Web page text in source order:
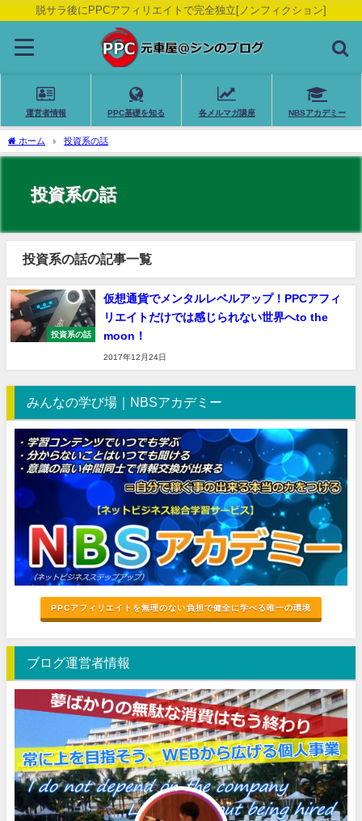
脱サラ後にPPCアフィリエイトで完全独立[ノンフィクション]
運営者情報 PPC基礎を知る 各メルマガ講座 NBSアカデミー
ホーム 投資系の話
投資系の話
投資系の話の記事一覧
投資系の話
仮想通貨でメンタルレベルアップ！PPCアフィ
リエイトだけでは感じられない世界へto the
moon！
2017年12月24日
みんなの学び場｜NBSアカデミー
PPCアフィリエイトを無理のない負担で健全に学べる唯一の環境
ブログ運営者情報